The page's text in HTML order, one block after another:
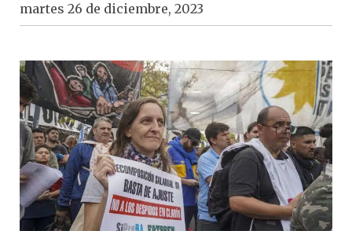
martes 26 de diciembre, 2023